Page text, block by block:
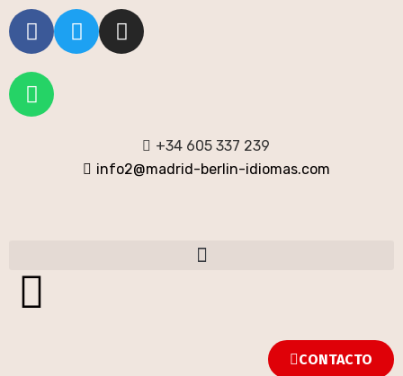
+34 605 337 239
info2@madrid-berlin-idiomas.com
CONTACTO